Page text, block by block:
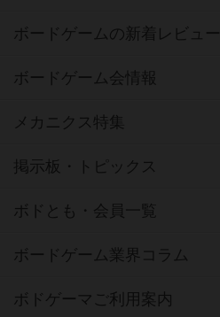
ボードゲームの新着レビュー
ボードゲーム会情報
メカニクス特集
掲示板・トピックス
ボドとも・会員一覧
ボードゲーム業界コラム
ボドゲーマご利用案内